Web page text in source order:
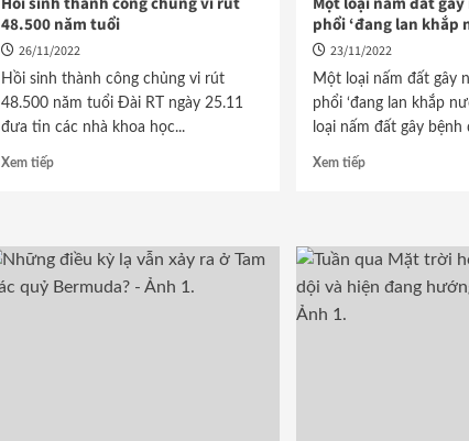
48.500 năm tuổi
26/11/2022
Hồi sinh thành công chủng vi rút
48.500 năm tuổi Đài RT ngày 25.11
đưa tin các nhà khoa học...
Xem tiếp
phổi ‘đang lan khắp
23/11/2022
Một loại nấm đất gây
phổi ‘đang lan khắp
loại nấm đất gây bệnh
Xem tiếp